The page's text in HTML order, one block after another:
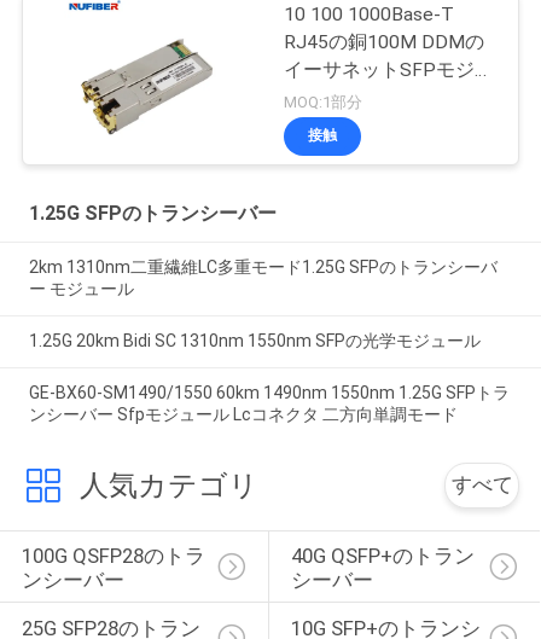
10 100 1000Base-T
RJ45の銅100M DDMの
イーサネットSFPモジュ
ール
MOQ:1部分
接触
1.25G SFPのトランシーバー
2km 1310nm二重繊維LC多重モード1.25G SFPのトランシーバ
ー モジュール
1.25G 20km Bidi SC 1310nm 1550nm SFPの光学モジュール
GE-BX60-SM1490/1550 60km 1490nm 1550nm 1.25G SFPトラ
ンシーバー Sfpモジュール Lcコネクタ 二方向単調モード
人気カテゴリ すべて
100G QSFP28のトラ
ンシーバー
40G QSFP+のトラン
シーバー
25G SFP28のトラン
10G SFP+のトランシ